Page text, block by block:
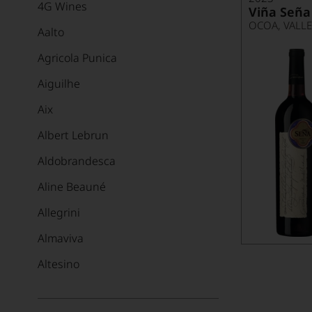
4G Wines
Aalto
Agricola Punica
Aiguilhe
Aix
Albert Lebrun
Aldobrandesca
Aline Beauné
Allegrini
Almaviva
Altesino
Viña Seña
OCOA,